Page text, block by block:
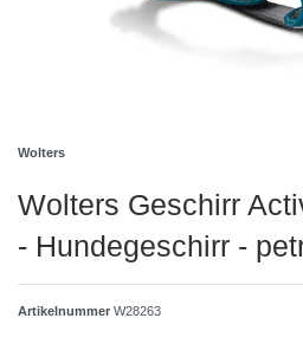
Wolters
Wolters Geschirr
- Hundegeschirr -
Artikelnummer W28263